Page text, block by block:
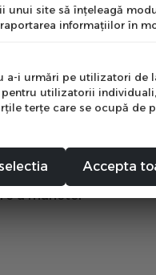
mai multa
a manetei
unui site să înţeleagă
informaţiilor în
i urmări pe utilizatori de
utilizatorii
terţe care se ocupă de
Accepta